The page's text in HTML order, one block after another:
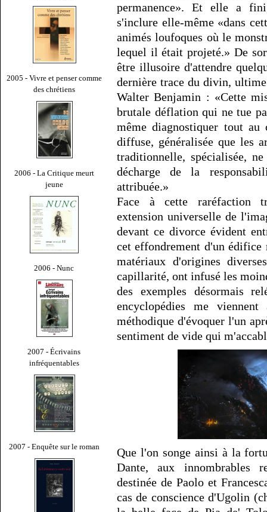
2005 - Vivre et penser comme
des chrétiens
2006 - La Critique meurt
jeune
2006 - Nunc
2007 - Écrivains
infréquentables
2007 - Enquête sur le roman
permanence». Et elle a
s'inclure elle-même «dans
animés loufoques où le
lequel il était projeté.» De
être illusoire d'attendre
dernière trace du divin,
Walter Benjamin : «Cette
brutale déflation qui ne tue
même diagnostiquer tout
diffuse, généralisée que les
traditionnelle, spécialisée,
décharge de la
attribuée.»
Face à cette raréfaction
extension universelle de
devant ce divorce évident
cet effondrement d'un édifice
matériaux d'origines
capillarité, ont infusé les
des exemples désormais
encyclopédies me
méthodique d'évoquer l'un
sentiment de vide qui
Que l'on songe ainsi à la
Dante, aux innombrables
destinée de Paolo et
cas de conscience d'Ugolin